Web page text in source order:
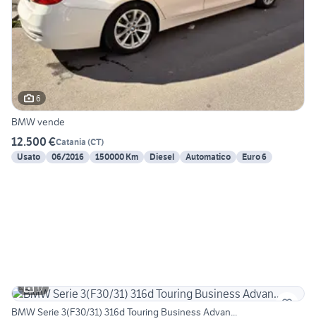
6
BMW vende
12.500 €Catania (CT)
Usato
06/2016 150000 Km Diesel Automatico Euro 6
17
BMW Serie 3(F30/31) 316d Touring Business Advan...